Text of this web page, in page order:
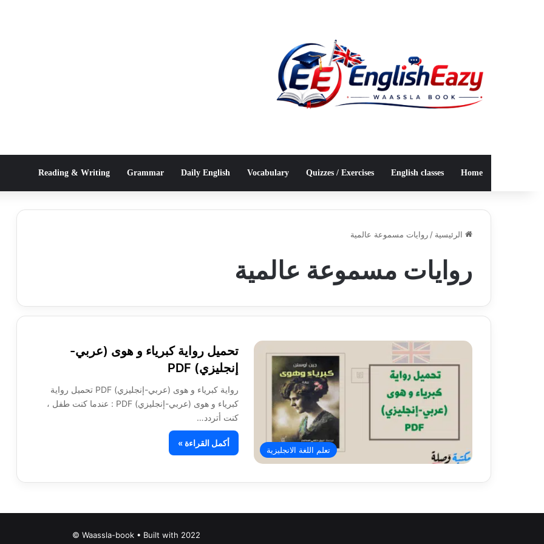
Home
English classes
Quizzes / Exercises
Vocabulary
Daily English
Grammar
Reading & Writing
الرئيسية / روايات مسموعة عالمية
روايات مسموعة عالمية
تعلم اللغة الانجليزية
تحميل رواية كبرياء و هوى (عربي-
إنجليزي) PDF
رواية كبرياء و هوى (عربي-إنجليزي) PDF تحميل رواية
كبرياء و هوى (عربي-إنجليزي) PDF : عندما كنت طفل ،
كنت أتردد…
أكمل القراءة »
Waassla-book • Built with 2022 ©